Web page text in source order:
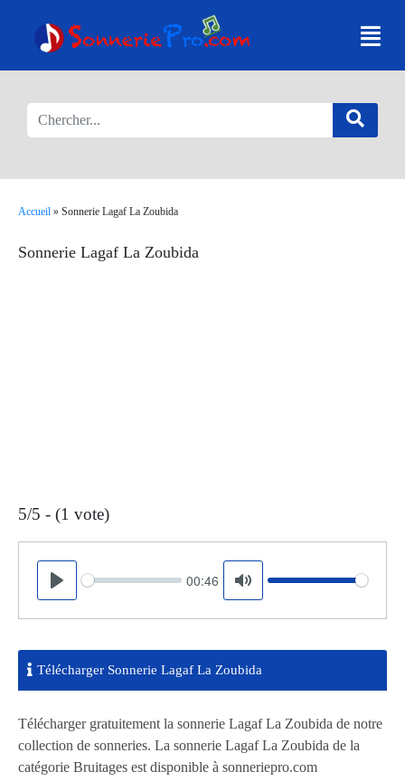
Accueil » Sonnerie Lagaf La Zoubida
Sonnerie Lagaf La Zoubida
5/5 - (1 vote)
Play
Seek 00:46
Mute
Volume
Télécharger Sonnerie Lagaf La Zoubida
Télécharger gratuitement la sonnerie Lagaf La Zoubida de notre
collection de sonneries. La sonnerie Lagaf La Zoubida de la
catégorie Bruitages est disponible à sonneriepro.com